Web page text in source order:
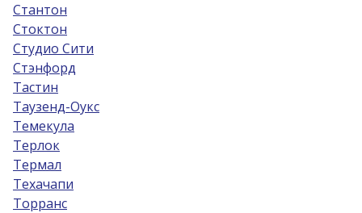
Стантон
Стоктон
Студио Сити
Стэнфорд
Тастин
Таузенд-Оукс
Темекула
Терлок
Термал
Техачапи
Торранс